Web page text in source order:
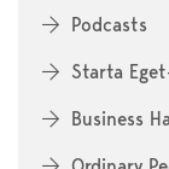
Podcasts
Starta
Business